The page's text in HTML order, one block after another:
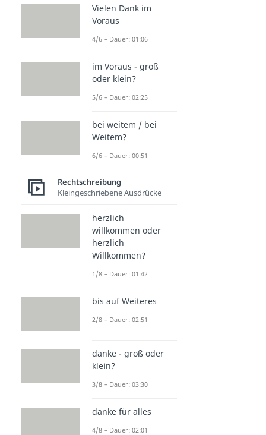
Vielen Dank im
Voraus
4/6 – Dauer: 01:06
im Voraus - groß
oder klein?
5/6 – Dauer: 02:25
bei weitem / bei
Weitem?
6/6 – Dauer: 00:51
Rechtschreibung
Kleingeschriebene Ausdrücke
herzlich
willkommen oder
herzlich
Willkommen?
1/8 – Dauer: 01:42
bis auf Weiteres
2/8 – Dauer: 02:51
danke - groß oder
klein?
3/8 – Dauer: 03:30
danke für alles
4/8 – Dauer: 02:01